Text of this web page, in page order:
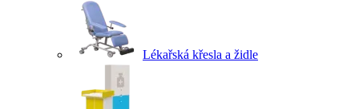
Lékařská křesla a židle